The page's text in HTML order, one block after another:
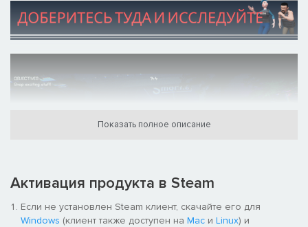
Показать полное описание
Активация продукта в Steam
Если не установлен Steam клиент, скачайте его для
Windows (клиент также доступен на Mac и Linux) и